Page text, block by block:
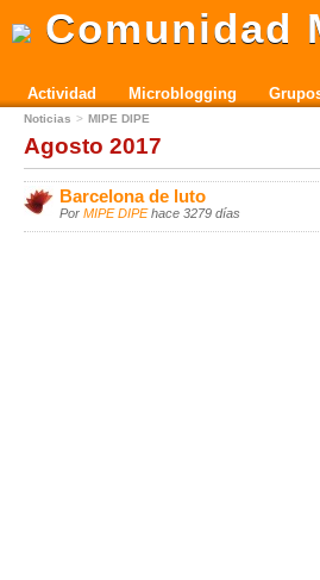
Comunidad
Actividad Microblogging
Noticias MIPE DIPE
Agosto 2017
Barcelona de luto
Por MIPE DIPE hace 3279 días